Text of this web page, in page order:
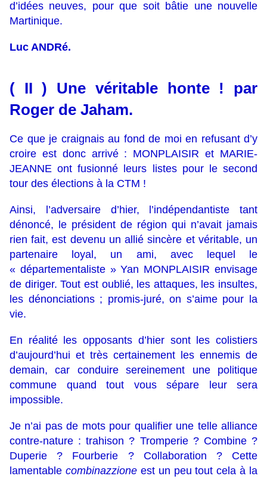
d’idées neuves, pour que soit bâtie une nouvelle
Martinique.
Luc ANDRé.
( II ) Une véritable honte ! par
Roger de Jaham.
Ce que je craignais au fond de moi en refusant d’y
croire est donc arrivé : MONPLAISIR et MARIE-
JEANNE ont fusionné leurs listes pour le second
tour des élections à la CTM !
Ainsi, l’adversaire d’hier, l’indépendantiste tant
dénoncé, le président de région qui n’avait jamais
rien fait, est devenu un allié sincère et véritable, un
partenaire loyal, un ami, avec lequel le
« départementaliste » Yan MONPLAISIR envisage
de diriger. Tout est oublié, les attaques, les insultes,
les dénonciations ; promis-juré, on s’aime pour la
vie.
En réalité les opposants d’hier sont les colistiers
d’aujourd’hui et très certainement les ennemis de
demain, car conduire sereinement une politique
commune quand tout vous sépare leur sera
impossible.
Je n’ai pas de mots pour qualifier une telle alliance
contre-nature : trahison ? Tromperie ? Combine ?
Duperie ? Fourberie ? Collaboration ? Cette
lamentable combinazzioneest un peu tout cela à la